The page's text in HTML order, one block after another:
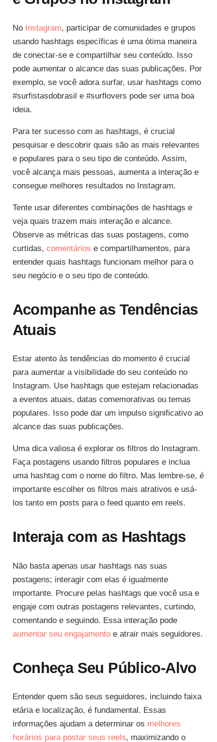
No Instagram, participar de comunidades e grupos
usando hashtags específicas é uma ótima maneira
de conectar-se e compartilhar seu conteúdo. Isso
pode aumentar o alcance das suas publicações. Por
exemplo, se você adora surfar, usar hashtags como
#surfistasdobrasil e #surflovers pode ser uma boa
ideia.
Para ter sucesso com as hashtags, é crucial
pesquisar e descobrir quais são as mais relevantes
e populares para o seu tipo de conteúdo. Assim,
você alcança mais pessoas, aumenta a interação e
consegue melhores resultados no Instagram.
Tente usar diferentes combinações de hashtags e
veja quais trazem mais interação e alcance.
Observe as métricas das suas postagens, como
curtidas, comentários e compartilhamentos, para
entender quais hashtags funcionam melhor para o
seu negócio e o seu tipo de conteúdo.
Acompanhe as Tendências
Atuais
Estar atento às tendências do momento é crucial
para aumentar a visibilidade do seu conteúdo no
Instagram. Use hashtags que estejam relacionadas
a eventos atuais, datas comemorativas ou temas
populares. Isso pode dar um impulso significativo ao
alcance das suas publicações.
Uma dica valiosa é explorar os filtros do Instagram.
Faça postagens usando filtros populares e inclua
uma hashtag com o nome do filtro. Mas lembre-se, é
importante escolher os filtros mais atrativos e usá-
los tanto em posts para o feed quanto em reels.
Interaja com as Hashtags
Não basta apenas usar hashtags nas suas
postagens; interagir com elas é igualmente
importante. Procure pelas hashtags que você usa e
engaje com outras postagens relevantes, curtindo,
comentando e seguindo. Essa interação pode
aumentar seu engajamentoe atrair mais seguidores.
Conheça Seu Público-Alvo
Entender quem são seus seguidores, incluindo faixa
etária e localização, é fundamental. Essas
informações ajudam a determinar os melhores
horários para postar seus reels, maximizando o